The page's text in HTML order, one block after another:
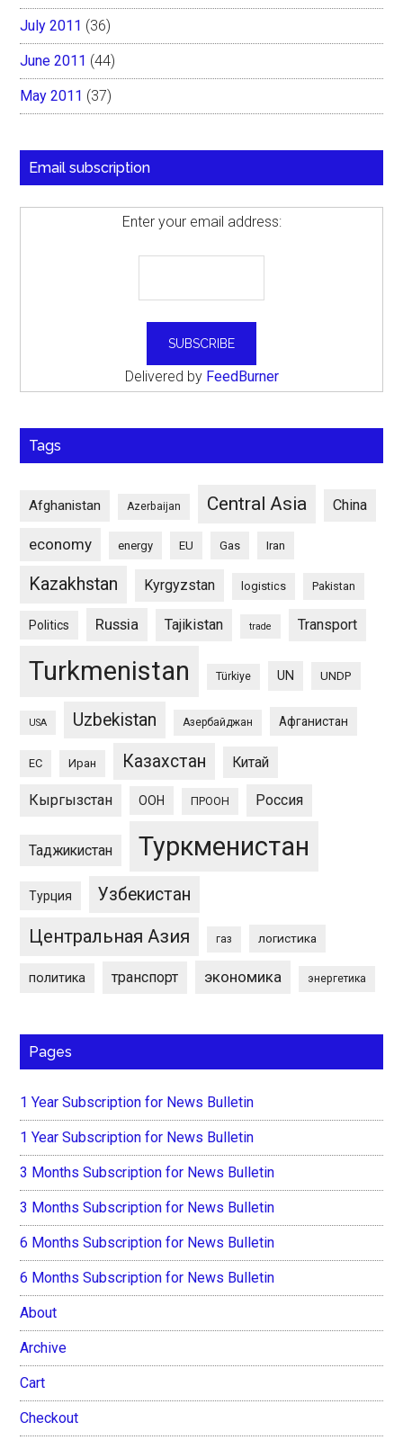
July 2011 (36)
June 2011 (44)
May 2011 (37)
Email subscription
Enter your email address:
Delivered by FeedBurner
Tags
Afghanistan Azerbaijan Central Asia China
economy energy EU Gas Iran
Kazakhstan Kyrgyzstan logistics Pakistan
Politics Russia Tajikistan trade Transport
Turkmenistan Türkiye UN UNDP
USA Uzbekistan Азербайджан Афганистан
ЕС Иран Казахстан Китай
Кыргызстан ООН ПРООН Россия
Таджикистан Туркменистан
Турция Узбекистан
Центральная Азия газ логистика
политика транспорт экономика энергетика
Pages
1 Year Subscription for News Bulletin
1 Year Subscription for News Bulletin
3 Months Subscription for News Bulletin
3 Months Subscription for News Bulletin
6 Months Subscription for News Bulletin
6 Months Subscription for News Bulletin
About
Archive
Cart
Checkout